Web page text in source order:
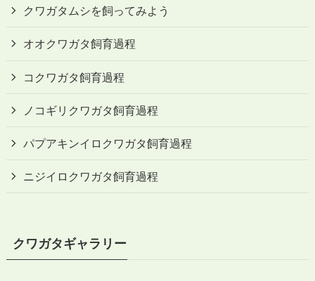
クワガタムシを飼ってみよう
オオクワガタ飼育過程
コクワガタ飼育過程
ノコギリクワガタ飼育過程
パプアキンイロクワガタ飼育過程
ニジイロクワガタ飼育過程
クワガタギャラリー